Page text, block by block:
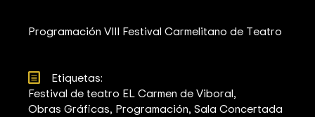
Programación VIII Festival Carmelitano de Teatro
Etiquetas:
Festival de teatro EL Carmen de Viboral
Obras Gráficas Programación Sala Concertada